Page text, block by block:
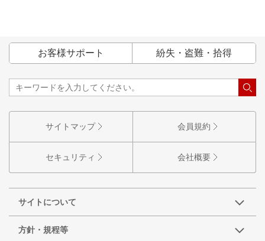
お客様サポート 紛失・盗難・拾得
サイトマップ 会員規約
セキュリティ 会社概要
サイトについて
方針・規程等